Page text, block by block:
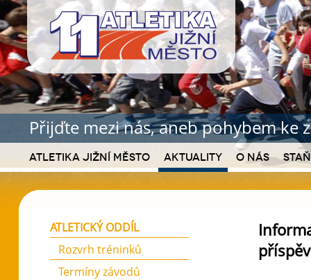
Přijďte mezi nás, aneb pohybem ke
Atletika Jižní Město Aktuality O nás
ATLETICKÝ ODDÍL
Rozvrh tréninků
Termíny závodů